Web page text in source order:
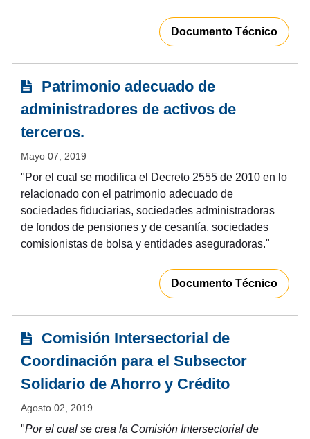
Documento Técnico
Patrimonio adecuado de
administradores de activos de
terceros.
Mayo 07, 2019
"Por el cual se modifica el Decreto 2555 de 2010 en lo
relacionado con el patrimonio adecuado de
sociedades fiduciarias, sociedades administradoras
de fondos de pensiones y de cesantía, sociedades
comisionistas de bolsa y entidades aseguradoras."
Documento Técnico
Comisión Intersectorial de
Coordinación para el Subsector
Solidario de Ahorro y Crédito
Agosto 02, 2019
"Por el cual se crea la Comisión Intersectorial de